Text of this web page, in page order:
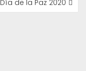
Día de la Paz 2020